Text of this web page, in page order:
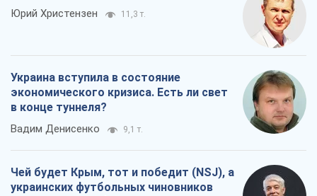
Юрий Христензен 11,3 т.
Украина вступила в состояние
экономического кризиса. Есть ли свет
в конце туннеля?
Вадим Денисенко 9,1 т.
Чей будет Крым, тот и победит (NSJ), а
украинских футбольных чиновников